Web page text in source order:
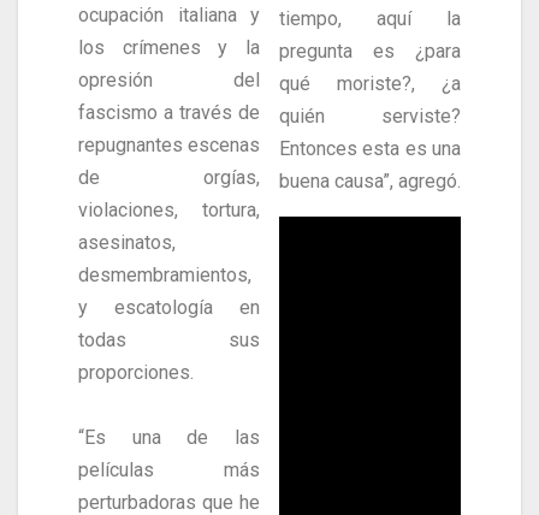
ocupación italiana y
los crímenes y la
opresión del
fascismo a través de
repugnantes escenas
de orgías,
violaciones, tortura,
asesinatos,
desmembramientos,
y escatología en
todas sus
proporciones.
“Es una de las
películas más
perturbadoras que he
tiempo, aquí la
pregunta es ¿para
qué moriste?, ¿a
quién serviste?
Entonces esta es una
buena causa”, agregó.